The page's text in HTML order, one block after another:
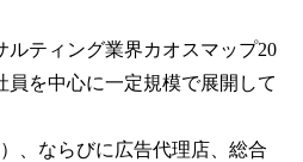
ルティング業界カオスマップ20
を中心に一定規模で展開して
、ならびに広告代理店、総合